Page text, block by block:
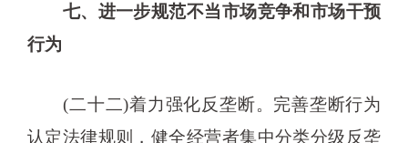
七、进一步规范不当市场竞争和市场干预
行为
(二十二)着力强化反垄断。完善垄断行为
认定法律规则，健全经营者集中分类分级反垄